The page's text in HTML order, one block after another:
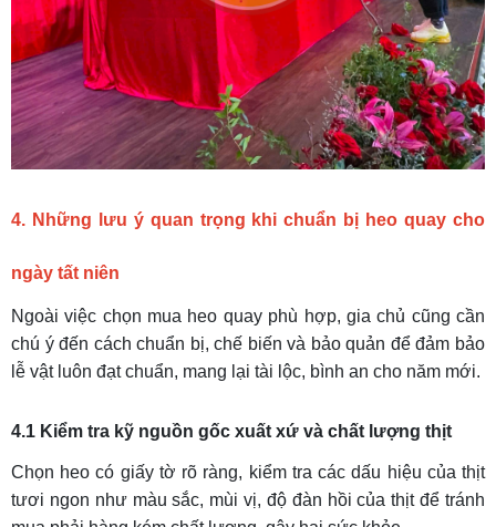
4. Những lưu ý quan trọng khi chuẩn bị heo quay cho
ngày tất niên
Ngoài việc chọn mua heo quay phù hợp, gia chủ cũng cần
chú ý đến cách chuẩn bị, chế biến và bảo quản để đảm bảo
lễ vật luôn đạt chuẩn, mang lại tài lộc, bình an cho năm mới.
4.1 Kiểm tra kỹ nguồn gốc xuất xứ và chất lượng thịt
Chọn heo có giấy tờ rõ ràng, kiểm tra các dấu hiệu của thịt
tươi ngon như màu sắc, mùi vị, độ đàn hồi của thịt để tránh